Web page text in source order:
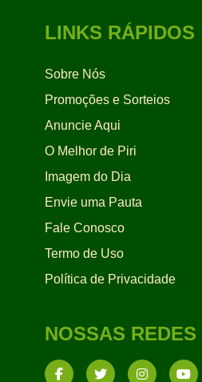
LINKS RÁPIDOS
Sobre Nós
Promoções e Sorteios
Anuncie Aqui
O Melhor de Piri
Imagem do Dia
Envie uma Pauta
Fale Conosco
Termo de Uso
Política de Privacidade
NOSSAS REDES